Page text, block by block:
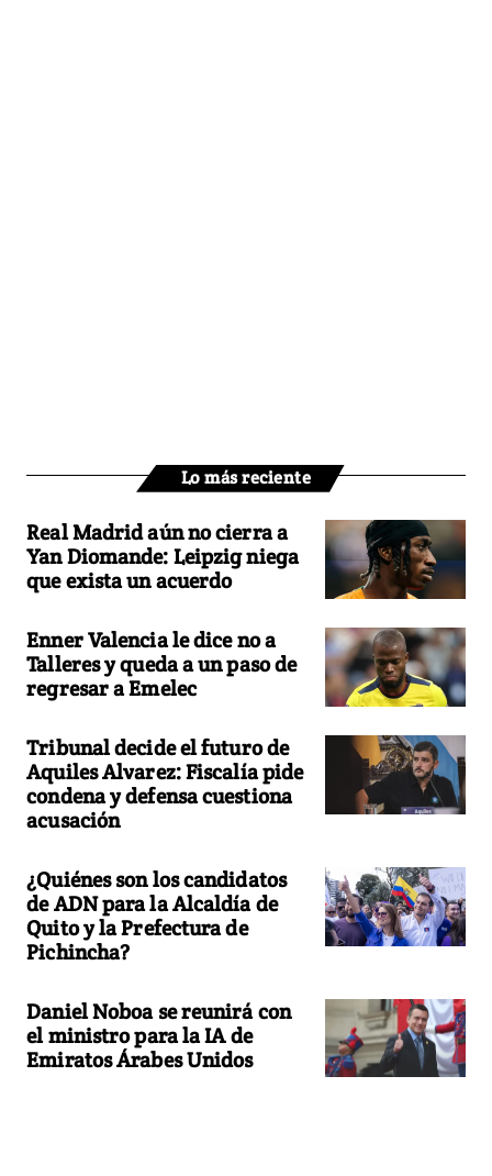
Lo más reciente
Real Madrid aún no cierra a
Yan Diomande: Leipzig niega
que exista un acuerdo
Enner Valencia le dice no a
Talleres y queda a un paso de
regresar a Emelec
Tribunal decide el futuro de
Aquiles Alvarez: Fiscalía pide
condena y defensa cuestiona
acusación
¿Quiénes son los candidatos
de ADN para la Alcaldía de
Quito y la Prefectura de
Pichincha?
Daniel Noboa se reunirá con
el ministro para la IA de
Emiratos Árabes Unidos